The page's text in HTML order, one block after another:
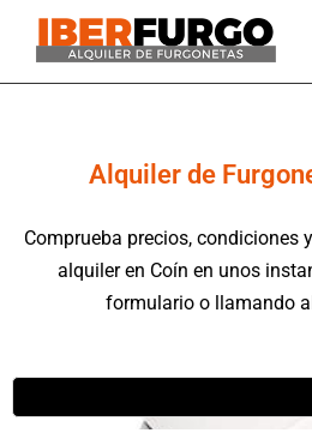
Alquiler de
Comprueba precios, condiciones
alquiler en Coín en unos
formulario o llamando